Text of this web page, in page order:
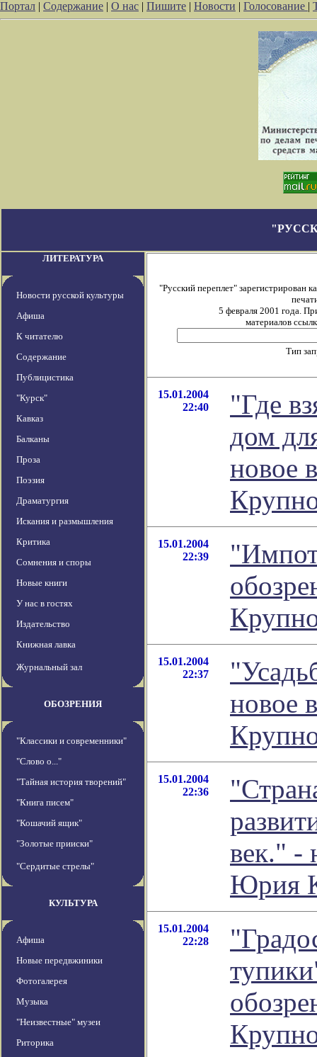
Портал | Содержание | О нас | Пишите | Новости | Голосование |
ЛИТЕРАТУРА
Новости русской культуры
Афиша
К читателю
Содержание
Публицистика
"Курск"
Кавказ
Балканы
Проза
Поэзия
Драматургия
Искания и размышления
Критика
Сомнения и споры
Новые книги
У нас в гостях
Издательство
Книжная лавка
Журнальный зал
ОБОЗРЕНИЯ
"Классики и современники"
"Слово о..."
"Тайная история творений"
"Книга писем"
"Кошачий ящик"
"Золотые прииски"
"Сердитые стрелы"
КУЛЬТУРА
Афиша
Новые передвжиники
Фотогалерея
Музыка
"Неизвестные" музеи
Риторика
"Русский переплет" зарегистрирован
5 февраля 2001 года.
материалов
Тип
15.01.2004
22:40
"Где
дом
новое
15.01.2004
22:39
15.01.2004
22:37
новое
15.01.2004
22:36
век." -
Юрия
15.01.2004
22:28